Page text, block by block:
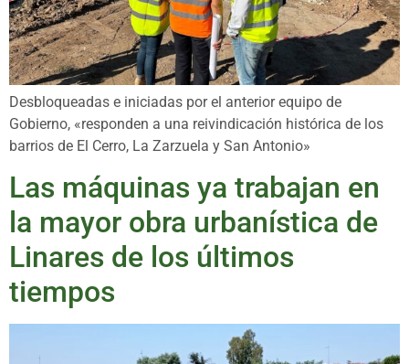
Desbloqueadas e iniciadas por el anterior equipo de
Gobierno, «responden a una reivindicación histórica de los
barrios de El Cerro, La Zarzuela y San Antonio»
Las máquinas ya trabajan en
la mayor obra urbanística de
Linares de los últimos
tiempos